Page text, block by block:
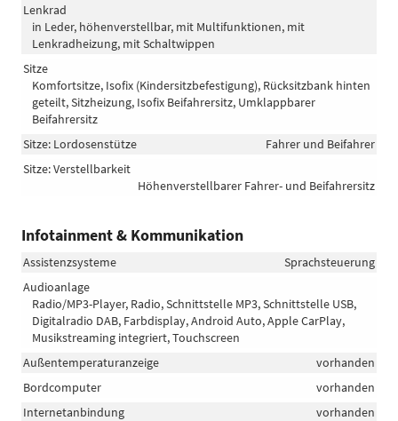
Lenkrad
in Leder, höhenverstellbar, mit Multifunktionen, mit
Lenkradheizung, mit Schaltwippen
Sitze
Komfortsitze, Isofix (Kindersitzbefestigung), Rücksitzbank hinten
geteilt, Sitzheizung, Isofix Beifahrersitz, Umklappbarer
Beifahrersitz
Sitze: Lordosenstütze
Fahrer und Beifahrer
Sitze: Verstellbarkeit
Höhenverstellbarer Fahrer- und Beifahrersitz
Infotainment & Kommunikation
Assistenzsysteme
Sprachsteuerung
Audioanlage
Radio/MP3-Player, Radio, Schnittstelle MP3, Schnittstelle USB,
Digitalradio DAB, Farbdisplay, Android Auto, Apple CarPlay,
Musikstreaming integriert, Touchscreen
Außentemperaturanzeige
vorhanden
Bordcomputer
vorhanden
Internetanbindung
vorhanden